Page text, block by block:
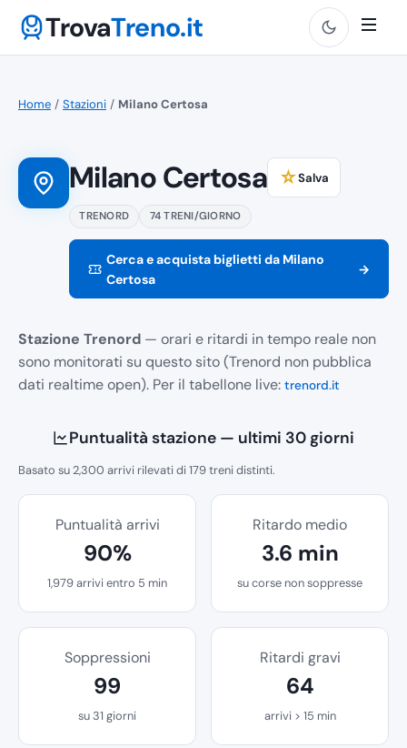
TrovaTreno.it
Home / Stazioni / Milano Certosa
Milano Certosa ☆Salva
TRENORD 74 TRENI/GIORNO
Cerca e acquista biglietti da Milano
Certosa
→
Stazione Trenord — orari e ritardi in tempo reale non
sono monitorati su questo sito (Trenord non pubblica
dati realtime open). Per il tabellone live: trenord.it
Puntualità stazione — ultimi 30 giorni
Basato su 2,300 arrivi rilevati di 179 treni distinti.
Puntualità arrivi
90%
1,979 arrivi entro 5 min
Ritardo medio
3.6 min
su corse non soppresse
Soppressioni
99
su 31 giorni
Ritardi gravi
64
arrivi > 15 min